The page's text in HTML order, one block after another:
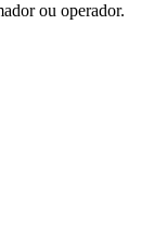
ou operador.